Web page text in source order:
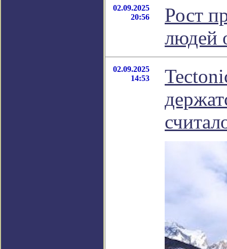
02.09.2025
20:56
Рост
людей
02.09.2025
14:53